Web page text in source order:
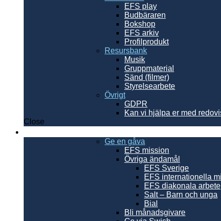
EFS play
Budbäraren
Bokshop
EFS arkiv
Profilprodukt
Resursbank
Musik
Gruppmaterial
Sänd (filmer)
Styrelsearbete
Övrigt
GDPR
Kan vi hjälpa er med
Close
Ge en gåva
EFS mission
Övriga ändamål
EFS Sverige
EFS internationella
EFS diakonala arbete
Salt – Barn och unga
Bial
Bli månadsgivare